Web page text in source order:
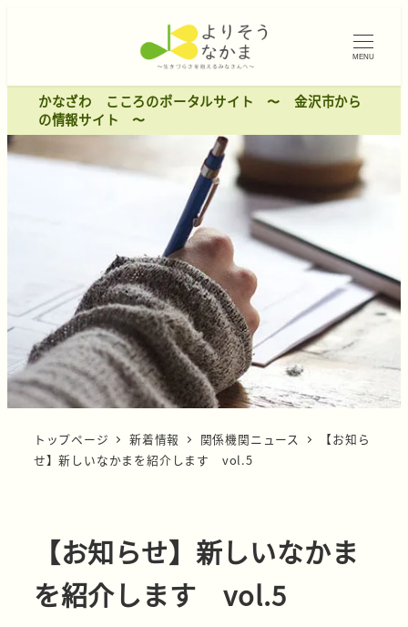
MENU
かなざわ こころのポータルサイト 〜 金沢市から
の情報サイト 〜
トップページ 新着情報 関係機関ニュース
【お知ら
せ】新しいなかまを紹介します vol.5
【お知らせ】新しいなかま
を紹介します vol.5